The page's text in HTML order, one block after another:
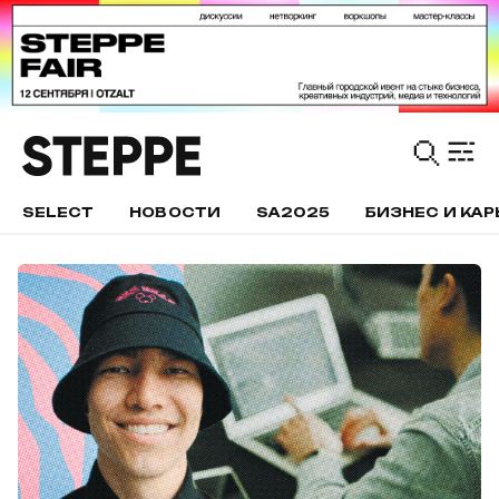
SELECT НОВОСТИ SA2025 БИЗНЕС И